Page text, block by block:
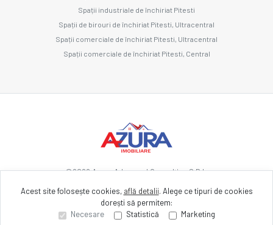
Spații industriale de închiriat Pitesti
Spații de birouri de închiriat Pitesti, Ultracentral
Spații comerciale de închiriat Pitesti, Ultracentral
Spații comerciale de închiriat Pitesti, Central
©2026Azura Advanced Consulting S.R.L.
Site creat în
Acest site folosește cookies, află detalii. Alege ce tipuri de cookies
dorești să permitem:
Necesare
Statistică Marketing